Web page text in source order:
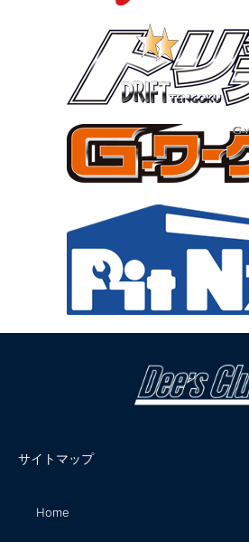
サイトマップ
Home